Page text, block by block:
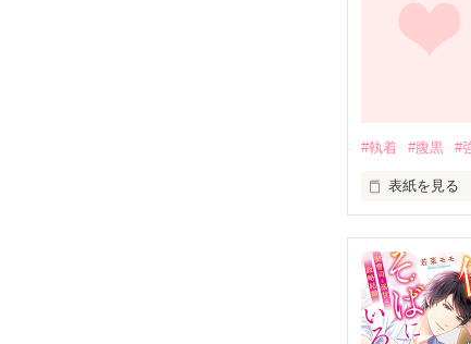
ごくごく普
相楽　幸弘
広報部　企画
課長　２９歳
誰もが恐れる
ドＳ上司は
そして我が
「一緒に会
「絶対イヤで
#執着 #腹黒 #
表紙を見る
何だか最近
原因は分かっ